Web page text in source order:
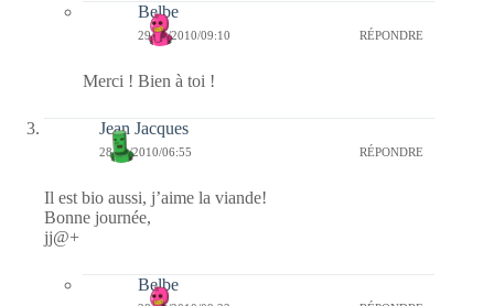
Belbe
29/01/2010/09:10 RÉPONDRE
Merci ! Bien à toi !
Jean Jacques
28/01/2010/06:55 RÉPONDRE
Il est bio aussi, j’aime la viande!
Bonne journée,
jj@+
Belbe